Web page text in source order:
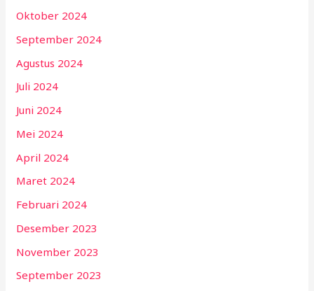
Oktober 2024
September 2024
Agustus 2024
Juli 2024
Juni 2024
Mei 2024
April 2024
Maret 2024
Februari 2024
Desember 2023
November 2023
September 2023